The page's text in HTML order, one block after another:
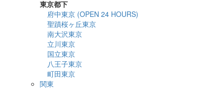
東京都下
府中東京 (OPEN 24 HOURS)
聖蹟桜ヶ丘東京
南大沢東京
立川東京
国立東京
八王子東京
町田東京
関東